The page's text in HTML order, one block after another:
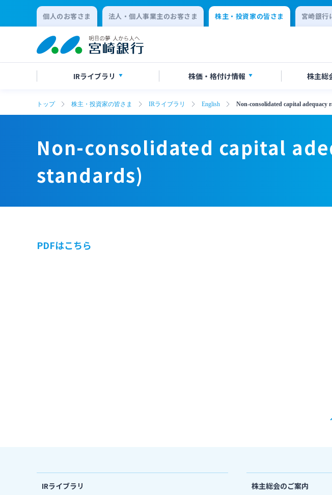
個人のお客さま 法人・個人事業主のお客さま 株主・投資家の皆さま 宮崎銀行
IRライブラリ 株価・ 格付け情報 株主総
会社説明会資料 統合報告書・ディスクロージャー誌
standards)
standards)
トップ 株主・投資家の皆さま IRライブラリ English Non-consolidated capital adequacy
Non-consolidated capital
standards)
PDFはこちら
IRライブラリ 株主総会のご案内